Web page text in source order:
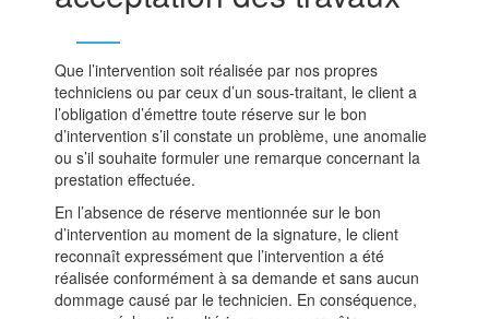
Que l’intervention soit réalisée par nos propres
techniciens ou par ceux d’un sous-traitant, le client a
l’obligation d’émettre toute réserve sur le bon
d’intervention s’il constate un problème, une anomalie
ou s’il souhaite formuler une remarque concernant la
prestation effectuée.
En l’absence de réserve mentionnée sur le bon
d’intervention au moment de la signature, le client
reconnaît expressément que l’intervention a été
réalisée conformément à sa demande et sans aucun
dommage causé par le technicien. En conséquence,